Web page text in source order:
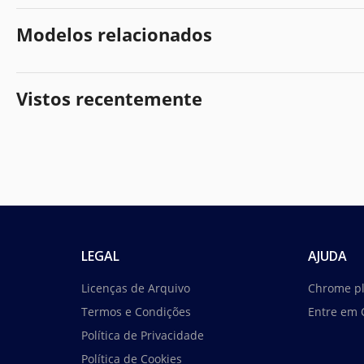
Modelos relacionados
Vistos recentemente
LEGAL
Licenças de Arquivo
Termos e Condições
Política de Privacidade
Política de Cookies
AJUDA
Chrome
Entre em